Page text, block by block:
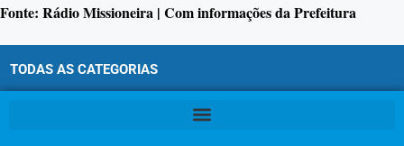
Fonte: Rádio Missioneira | Com informações da Prefeitura
TODAS AS CATEGORIAS